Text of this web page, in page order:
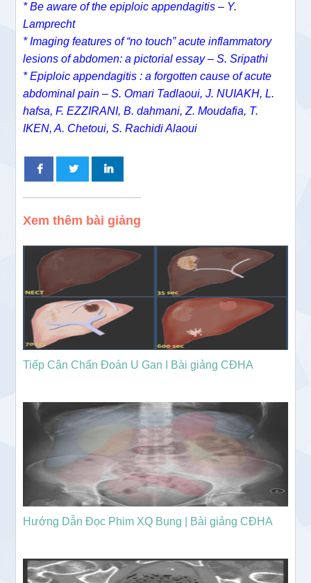
* Be aware of the epiploic appendagitis – Y.
Lamprecht
* Imaging features of “no touch” acute inflammatory
lesions of abdomen: a pictorial essay – S. Sripathi
* Epiploic appendagitis : a forgotten cause of acute
abdominal pain – S. Omari Tadlaoui, J. NUIAKH, L.
hafsa, F. EZZIRANI, B. dahmani, Z. Moudafia, T.
IKEN, A. Chetoui, S. Rachidi Alaoui
Xem thêm bài giảng
Tiếp Cận Chẩn Đoán U Gan I Bài giảng CĐHA
Hướng Dẫn Đọc Phim XQ Bụng | Bài giảng CĐHA